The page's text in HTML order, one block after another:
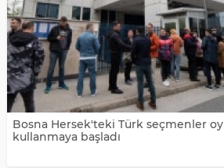
Bosna Hersek'teki Türk seçmenler oy
kullanmaya başladı